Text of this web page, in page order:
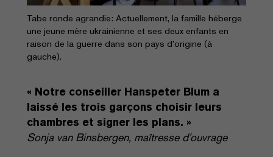
Tabe ronde agrandie: Actuellement, la famille héberge
une jeune mère ukrainienne et ses deux enfants en
raison de la guerre dans son pays d’origine (à
gauche).
« Notre conseiller Hanspeter Blum a
laissé les trois garçons choisir leurs
chambres et signer les plans. »
Sonja van Binsbergen, maîtresse d'ouvrage